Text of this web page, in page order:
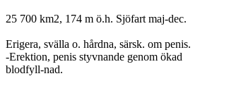
25 700 km2, 174 m ö.h. Sjöfart maj-dec.
Erigera, svälla o. hårdna, särsk. om penis.
-Erektion, penis styvnande genom ökad
blodfyll-nad.